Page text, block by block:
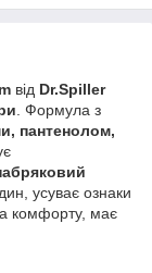
від Dr.Spiller
. Формула з
пантенолом,
усуває ознаки
комфорту, має